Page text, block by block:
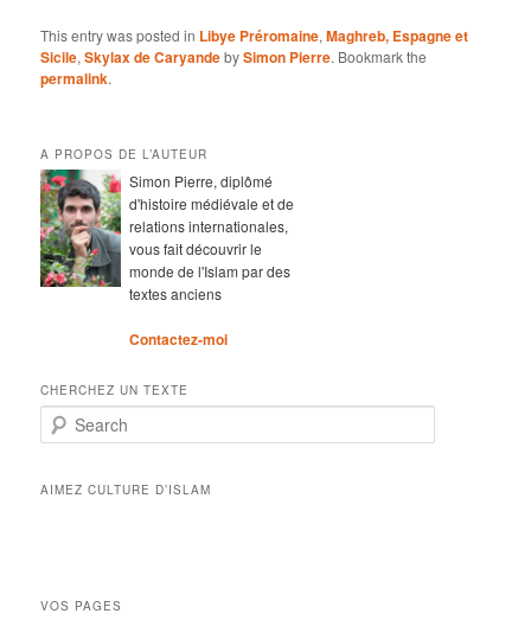
This entry was posted in Libye Préromaine,Maghreb, Espagne et
Sicile,Skylax de CaryandebySimon Pierre. Bookmark the
permalink.
A PROPOS DE L’AUTEUR
Simon Pierre, diplômé
d'histoire médiévale et de
relations internationales,
vous fait découvrir le
monde de l'Islam par des
textes anciens
Contactez-moi
CHERCHEZ UN TEXTE
Search
AIMEZ CULTURE D’ISLAM
VOS PAGES